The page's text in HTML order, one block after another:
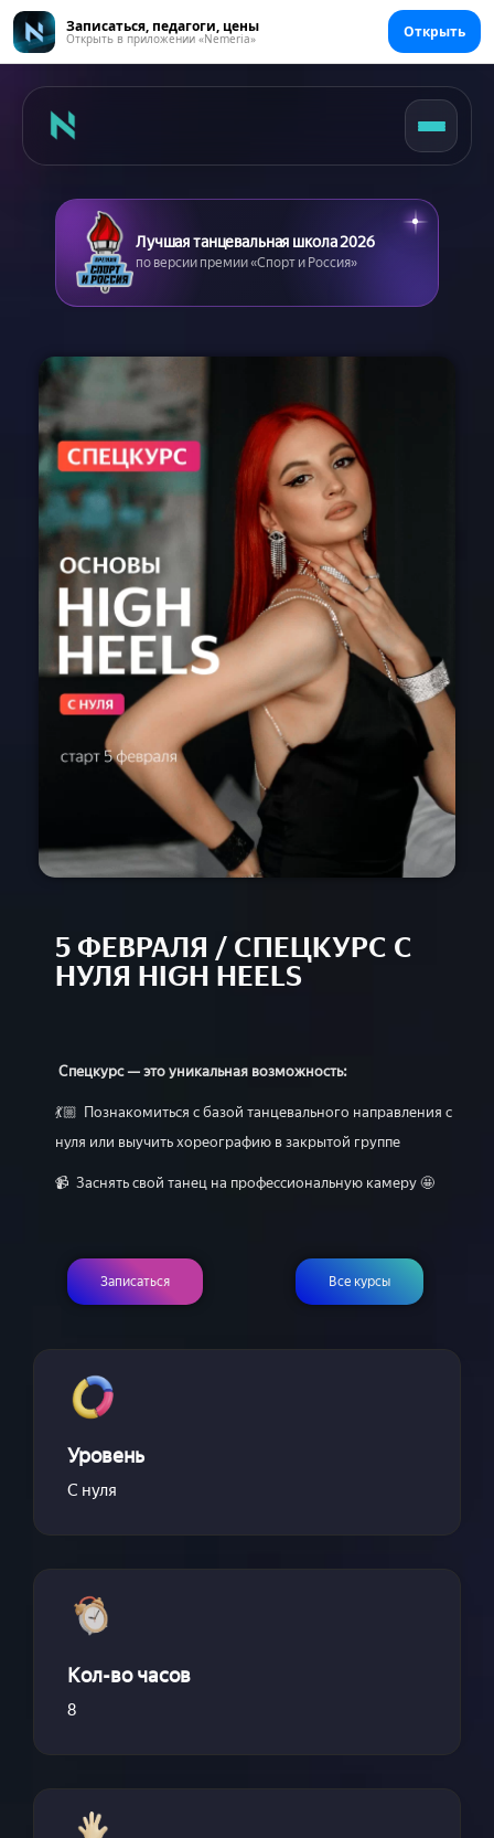
Записаться, педагоги, цены
Открыть в приложении «Nemeria» Открыть
Главная
Цены
Абонементы
Аренда зала
Сертификаты
Съемка танцев
Девичник
Расписание
Спец-курсы
Курсы с нуля
Групповые
Сочи 2024
Направления
Детские 5+
Взрослые 16+
Сочи 2024
Лагерь дети
Приложение
Лучшая танцевальная школа 2026
по версии премии «Спорт и Россия»
5 ФЕВРАЛЯ / СПЕЦКУРС С
НУЛЯ HIGH HEELS
Спецкурс — это уникальная возможность:
💃🏼 Познакомиться с базой танцевального направления с
нуля или выучить хореографию в закрытой группе
📹 Заснять свой танец на профессиональную камеру 🤩
Записаться Все курсы
Уровень
С нуля
Кол-во часов
8